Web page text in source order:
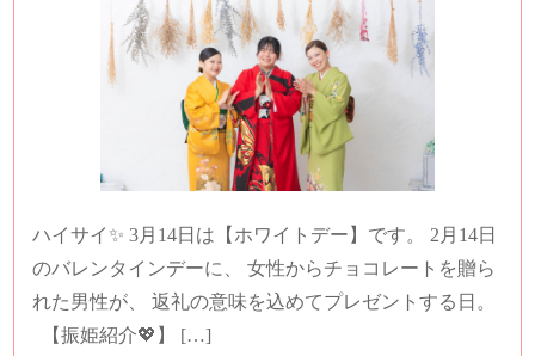
ハイサイ✨ 3月14日は【ホワイトデー】です。 2月14日
のバレンタインデーに、 女性からチョコレートを贈ら
れた男性が、 返礼の意味を込めてプレゼントする日。
【振姫紹介💖】 […]